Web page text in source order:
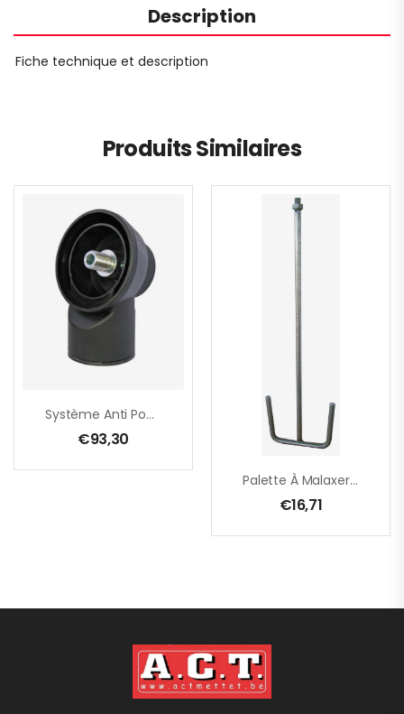
Description
Fiche technique et description
Produits Similaires
Système Anti Poussière H-SYSTEM : M18 – M16
€93,30
Palette À Malaxer RPG 160 – M 14 – 160 X 600 Mm
€16,71